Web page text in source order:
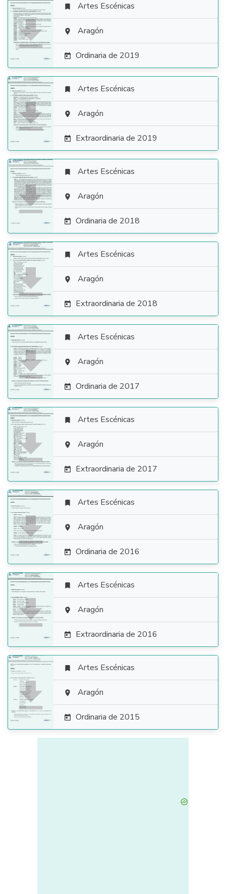

 Artes Escénicas
 Aragón
 Ordinaria de 2019

 Artes Escénicas
 Aragón
 Extraordinaria de 2019

 Artes Escénicas
 Aragón
 Ordinaria de 2018

 Artes Escénicas
 Aragón
 Extraordinaria de 2018

 Artes Escénicas
 Aragón
 Ordinaria de 2017

 Artes Escénicas
 Aragón
 Extraordinaria de 2017

 Artes Escénicas
 Aragón
 Ordinaria de 2016

 Artes Escénicas
 Aragón
 Extraordinaria de 2016

 Artes Escénicas
 Aragón
 Ordinaria de 2015